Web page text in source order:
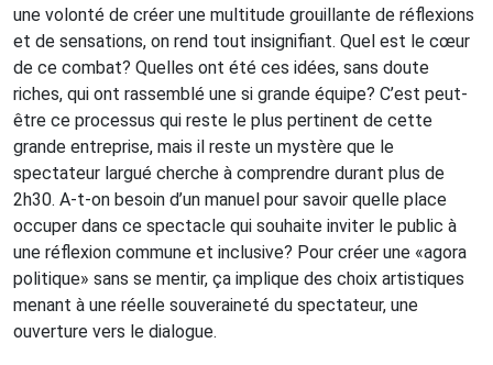
une volonté de créer une multitude grouillante de réflexions
et de sensations, on rend tout insignifiant. Quel est le cœur
de ce combat? Quelles ont été ces idées, sans doute
riches, qui ont rassemblé une si grande équipe? C’est peut-
être ce processus qui reste le plus pertinent de cette
grande entreprise, mais il reste un mystère que le
spectateur largué cherche à comprendre durant plus de
2h30. A-t-on besoin d’un manuel pour savoir quelle place
occuper dans ce spectacle qui souhaite inviter le public à
une réflexion commune et inclusive? Pour créer une «agora
politique» sans se mentir, ça implique des choix artistiques
menant à une réelle souveraineté du spectateur, une
ouverture vers le dialogue.